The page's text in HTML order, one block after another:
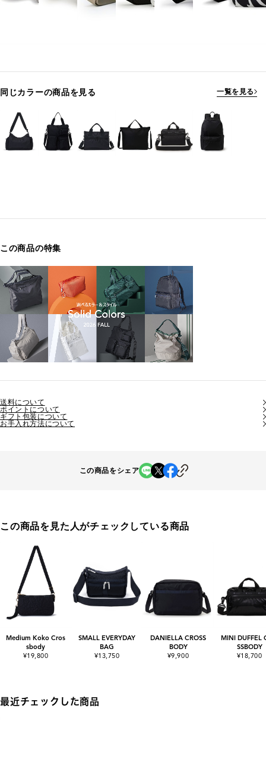
同じカラーの商品を見る 一覧を見る
この商品の特集
送料について
ポイントについて
ギフト包装について
お手入れ方法について
この商品をシェア
この商品を見た人がチェックしている商品
Medium Koko Cros
sbody
¥19,800
SMALL EVERYDAY
BAG
¥13,750
DANIELLA CROSS
BODY
¥9,900
MINI DUFFEL
SSBODY
¥18,700
最近チェックした商品